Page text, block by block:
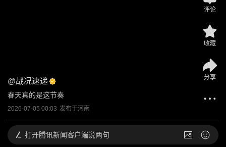
@战况速递
春天真的是这节奏
2026-07-05 00:03 发布于河南
评论
收藏
分享
打开腾讯新闻客户端说两句